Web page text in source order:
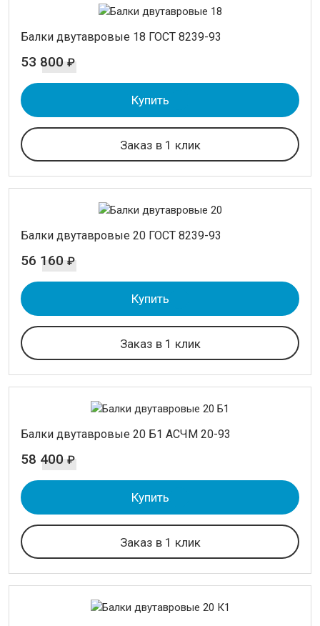
Балки двутавровые 18 ГОСТ 8239-93
53 800 ₽
Купить
Заказ в 1 клик
Балки двутавровые 20 ГОСТ 8239-93
56 160 ₽
Купить
Заказ в 1 клик
Балки двутавровые 20 Б1 АСЧМ 20-93
58 400 ₽
Купить
Заказ в 1 клик